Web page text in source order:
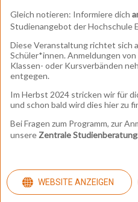
Gleich notieren: Informiere dich
Studienangebot der Hochschule
Diese Veranstaltung richtet sich
Schüler*innen. Anmeldungen
Klassen- oder Kursverbänden
entgegen.
Im Herbst 2024 stricken wir für
und schon bald wird dies hier zu
Bei Fragen zum Programm, zur
unsere Zentrale Studienberatung.
WEBSITE ANZEIGEN